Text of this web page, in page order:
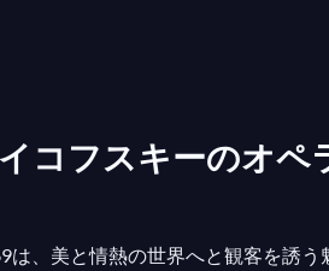
す。実際、イオランタは父親
ォーデモンが彼女の隠れ家に
、このようにして、外見を
うに、「名前に何の意味があ
コフスキーのオペ
は、美と情熱の世界へと観客を誘